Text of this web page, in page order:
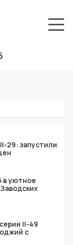
29: запустили
в уютное
II-49
с